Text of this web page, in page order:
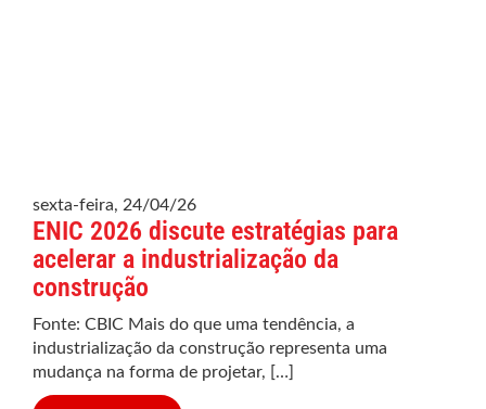
sexta-feira, 24/04/26
ENIC 2026 discute estratégias para
acelerar a industrialização da
construção
Fonte: CBIC Mais do que uma tendência, a
industrialização da construção representa uma
mudança na forma de projetar, […]